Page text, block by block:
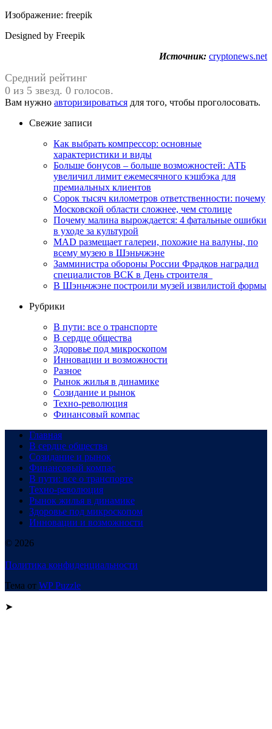
Изображение: freepik
Designed by Freepik
Источник: cryptonews.net
Средний рейтинг
0 из 5 звезд. 0 голосов.
Вам нужно авторизироваться для того, чтобы проголосовать.
Свежие записи
Как выбрать компрессор: основные
характеристики и виды
Больше бонусов – больше возможностей: АТБ
увеличил лимит ежемесячного кэшбэка для
премиальных клиентов
Сорок тысяч километров ответственности: почему
Московской области сложнее, чем столице
Почему малина вырождается: 4 фатальные ошибки
в уходе за культурой
MAD размещает галереи, похожие на валуны, по
всему музею в Шэньчжэне
Замминистра обороны России Фрадков наградил
специалистов ВСК в День строителя
В Шэньчжэне построили музей извилистой формы
Рубрики
В пути: все о транспорте
В сердце общества
Здоровье под микроскопом
Инновации и возможности
Разное
Рынок жилья в динамике
Созидание и рынок
Техно-революция
Финансовый компас
Главная
В сердце общества
Созидание и рынок
Финансовый компас
В пути: все о транспорте
Техно-революция
Рынок жилья в динамике
Здоровье под микроскопом
Инновации и возможности
© 2026
Политика конфиденциальности
Тема от WP Puzzle
➤